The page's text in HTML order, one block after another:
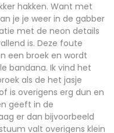
hakken. Want met
je je weer in de gabber
met de neon details
is. Deze foute
een broek en wordt
bandana. Ik vind het
als de het jasje
is overigens erg dun en
geeft in de
er dan bijvoorbeeld
valt overigens klein